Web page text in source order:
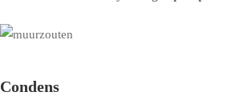
Condens